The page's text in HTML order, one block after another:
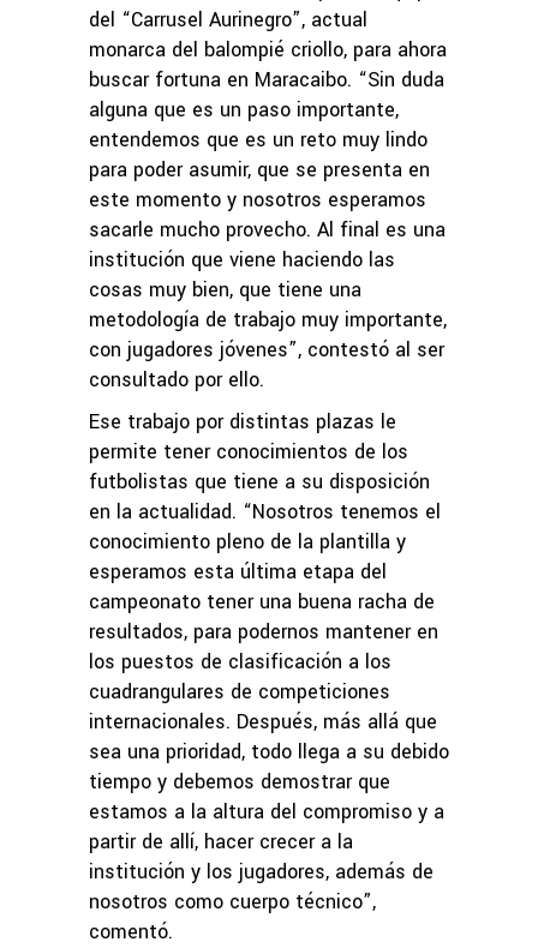
del “Carrusel Aurinegro”, actual
monarca del balompié criollo, para ahora
buscar fortuna en Maracaibo. “Sin duda
alguna que es un paso importante,
entendemos que es un reto muy lindo
para poder asumir, que se presenta en
este momento y nosotros esperamos
sacarle mucho provecho. Al final es una
institución que viene haciendo las
cosas muy bien, que tiene una
metodología de trabajo muy importante,
con jugadores jóvenes”, contestó al ser
consultado por ello.
Ese trabajo por distintas plazas le
permite tener conocimientos de los
futbolistas que tiene a su disposición
en la actualidad. “Nosotros tenemos el
conocimiento pleno de la plantilla y
esperamos esta última etapa del
campeonato tener una buena racha de
resultados, para podernos mantener en
los puestos de clasificación a los
cuadrangulares de competiciones
internacionales. Después, más allá que
sea una prioridad, todo llega a su debido
tiempo y debemos demostrar que
estamos a la altura del compromiso y a
partir de allí, hacer crecer a la
institución y los jugadores, además de
nosotros como cuerpo técnico”,
comentó.